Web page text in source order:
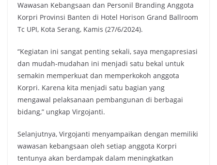
Wawasan Kebangsaan dan Personil Branding Anggota
Korpri Provinsi Banten di Hotel Horison Grand Ballroom
Tc UPI, Kota Serang, Kamis (27/6/2024).
“Kegiatan ini sangat penting sekali, saya mengapresiasi
dan mudah-mudahan ini menjadi satu bekal untuk
semakin memperkuat dan memperkokoh anggota
Korpri. Karena kita menjadi satu bagian yang
mengawal pelaksanaan pembangunan di berbagai
bidang,” ungkap Virgojanti.
Selanjutnya, Virgojanti menyampaikan dengan memiliki
wawasan kebangsaan oleh setiap anggota Korpri
tentunya akan berdampak dalam meningkatkan